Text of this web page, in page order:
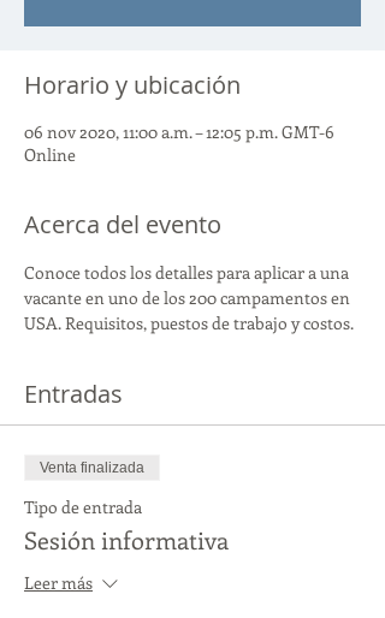
Horario y ubicación
06 nov 2020, 11:00 a.m. – 12:05 p.m. GMT-6
Online
Acerca del evento
Conoce todos los detalles para aplicar a una
vacante en uno de los 200 campamentos en
USA. Requisitos, puestos de trabajo y costos.
Entradas
Venta finalizada
Tipo de entrada
Sesión informativa
Leer más